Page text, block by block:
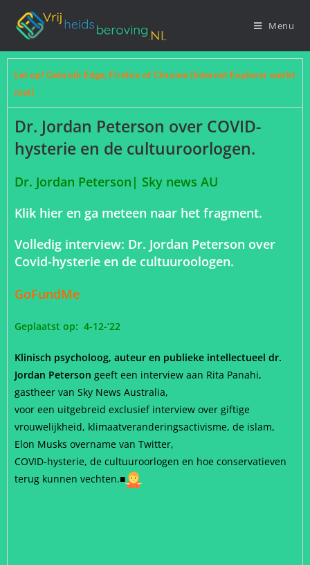
Menu
Let op! Gebruik Edge, Firefox of Chrome (Internet Explorer werkt
niet)
Dr. Jordan Peterson over COVID-
hysterie en de cultuuroorlogen.
Dr. Jordan Peterson| Sky news AU
Klik hier en ga meteen naar het fragment.
Volledig interview: Dr. Jordan Peterson over
Covid-hysterie en de cultuuroologen.
GoFundMe
Geplaatst op: 4-12-’22
Klinisch psycholoog, auteur en publieke intellectueel dr.
Jordan Peterson geeft een interview aan Rita Panahi,
gastheer van Sky News Australia,
voor een uitgebreid exclusief interview over giftige
vrouwelijkheid, klimaatveranderingsactivisme, de islam,
Elon Musks overname van Twitter,
COVID-hysterie, de cultuuroorlogen en hoe conservatieven
terug kunnen vechten.■